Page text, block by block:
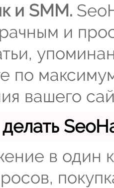
и SMM.
и
по
вашего
в один